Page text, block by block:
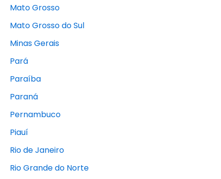
Mato Grosso
Mato Grosso do Sul
Minas Gerais
Pará
Paraíba
Paraná
Pernambuco
Piauí
Rio de Janeiro
Rio Grande do Norte